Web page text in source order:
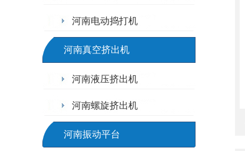
河南电动捣打机
河南真空挤出机
河南液压挤出机
河南螺旋挤出机
河南振动平台